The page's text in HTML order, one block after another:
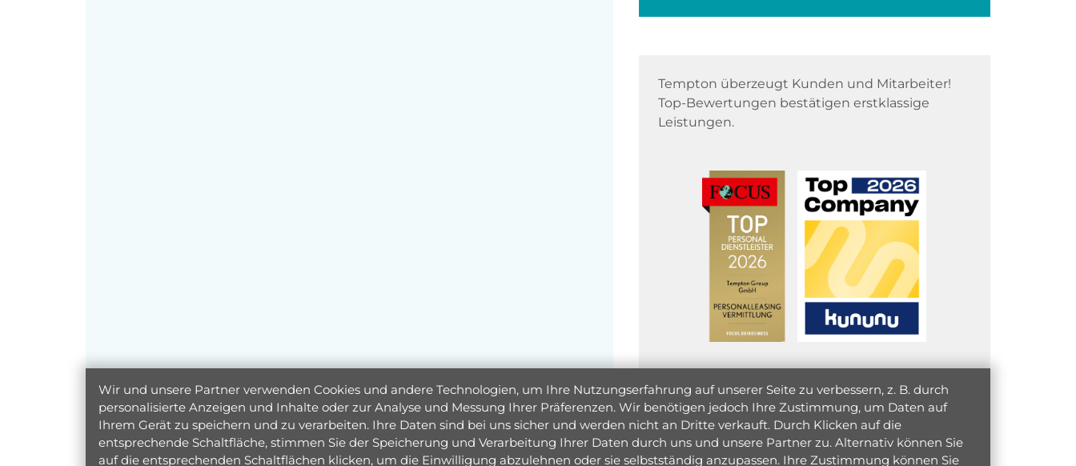
Tempton überzeugt Kunden und Mitarbeiter!
Top-Bewertungen bestätigen erstklassige
Leistungen.
Wir und unsere Partner verwenden Cookies und andere Technologien, um Ihre Nutzungserfahrung auf unserer Seite zu verbessern, z. B. durch
personalisierte Anzeigen und Inhalte oder zur Analyse und Messung Ihrer Präferenzen. Wir benötigen jedoch Ihre Zustimmung, um Daten auf
Ihrem Gerät zu speichern und zu verarbeiten. Ihre Daten sind bei uns sicher und werden nicht an Dritte verkauft. Durch Klicken auf die
entsprechende Schaltfläche, stimmen Sie der Speicherung und Verarbeitung Ihrer Daten durch uns und unsere Partner zu. Alternativ können Sie
auf die entsprechenden Schaltflächen klicken, um die Einwilligung abzulehnen oder sie selbstständig anzupassen. Ihre Zustimmung können Sie